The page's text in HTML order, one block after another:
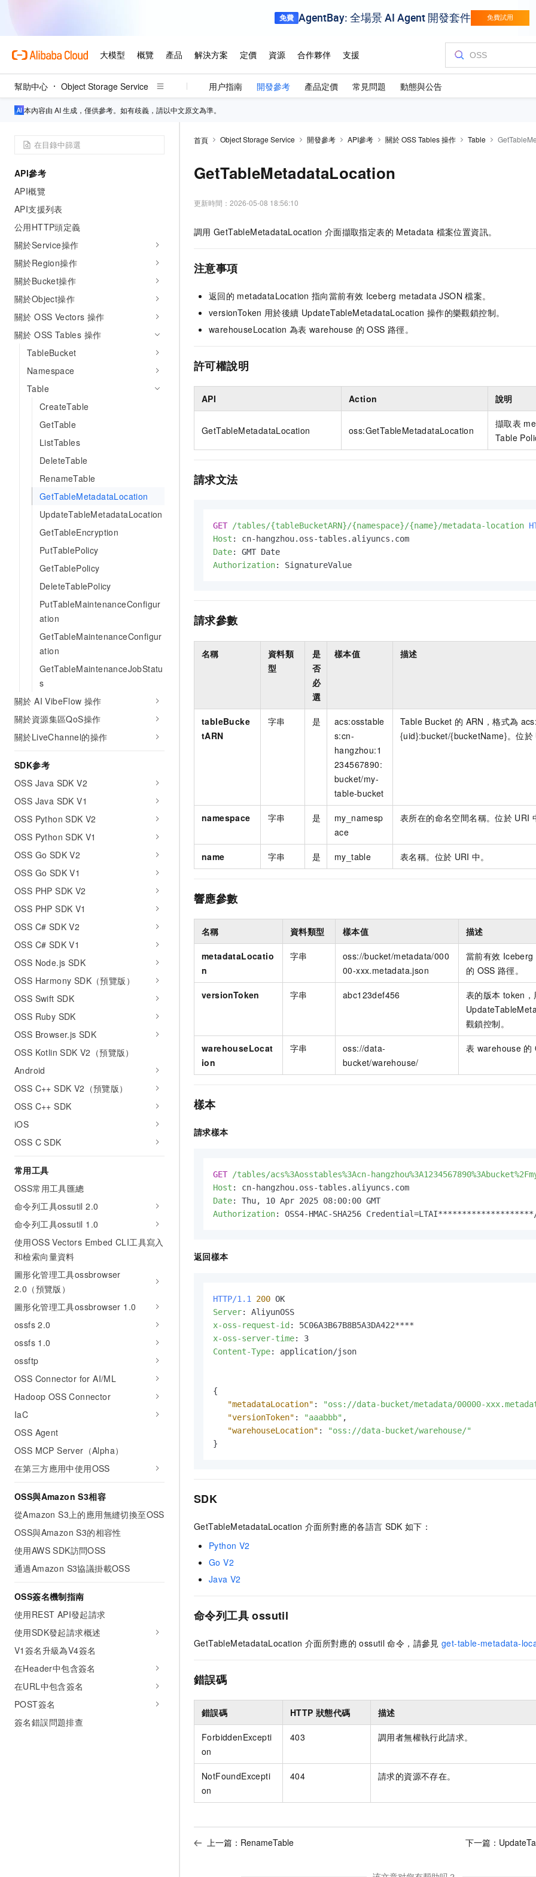
幫助中心 Object Storage Service 用户指南 開發參考 產品定價 常見問題 動態與公告
本內容由 AI 生成，僅供參考。如有歧義，請以中文原文為準。
API參考
API概覽
API支援列表
公用HTTP頭定義
關於Service操作
關於Region操作
關於Bucket操作
關於Object操作
關於 OSS Vectors 操作
關於 OSS Tables 操作
TableBucket
Namespace
Table
CreateTable
GetTable
ListTables
DeleteTable
RenameTable
GetTableMetadataLocation
UpdateTableMetadataLocation
GetTableEncryption
PutTablePolicy
GetTablePolicy
DeleteTablePolicy
PutTableMaintenanceConfigur
ation
GetTableMaintenanceConfigur
ation
GetTableMaintenanceJobStatu
s
關於 AI VibeFlow 操作
關於資源集區QoS操作
關於LiveChannel的操作
SDK参考
OSS Java SDK V2
OSS Java SDK V1
OSS Python SDK V2
OSS Python SDK V1
OSS Go SDK V2
OSS Go SDK V1
OSS PHP SDK V2
OSS PHP SDK V1
OSS C# SDK V2
OSS C# SDK V1
OSS Node.js SDK
OSS Harmony SDK（預覽版）
OSS Swift SDK
OSS Ruby SDK
OSS Browser.js SDK
OSS Kotlin SDK V2（預覽版）
Android
OSS C++ SDK V2（預覽版）
OSS C++ SDK
iOS
OSS C SDK
常用工具
OSS常用工具匯總
命令列工具ossutil 2.0
命令列工具ossutil 1.0
使用OSS Vectors Embed CLI工具寫入
和檢索向量資料
圖形化管理工具ossbrowser
2.0（預覽版）
圖形化管理工具ossbrowser 1.0
ossfs 2.0
ossfs 1.0
ossftp
OSS Connector for AI/ML
Hadoop OSS Connector
IaC
OSS Agent
OSS MCP Server（Alpha）
在第三方應用中使用OSS
OSS與Amazon S3相容
從Amazon S3上的應用無縫切換至OSS
OSS與Amazon S3的相容性
使用AWS SDK訪問OSS
通過Amazon S3協議掛載OSS
OSS簽名機制指南
使用REST API發起請求
使用SDK發起請求概述
V1簽名升級為V4簽名
在Header中包含簽名
在URL中包含簽名
POST簽名
簽名錯誤問題排查
首頁 Object Storage Service 開發參考 API參考 關於 OSS Tables 操作 Table
GetTableMetadataLocation
更新時間： 2026-05-08 18:56:10
調用 GetTableMetadataLocation 介面擷取指定表的 Metadata 檔案位置資訊。
注意事項
返回的 metadataLocation 指向當前有效 Iceberg metadata JSON 檔案。
versionToken 用於後續 UpdateTableMetadataLocation 操作的樂觀鎖控制。
warehouseLocation 為表 warehouse 的 OSS 路徑。
許可權說明
API Action 說明
GetTableMetadataLocation oss:GetTableMetadataLocation
擷取表
Table
請求文法
GET /tables/{tableBucketARN}/{namespace}/{name}/metadata-location
Host :
Date:
Authorization: SignatureValue
請求參數
名稱
資料類
型
是
否
必
選
樣本值 描述
tableBucke
tARN
字串 是
acs:osstable
s:cn-
hangzhou:1
234567890:
bucket/my-
table-bucket
Table Bucket 的 ARN，格式為
{uid}:bucket/{bucketName}。位於
namespace 字串 是
my_namesp
ace
表所在的命名空間名稱。位於 URI
name 字串 是 my_table 表名稱。位於 URI 中。
響應參數
名稱 資料類型 樣本值 描述
metadataLocatio
n
字串
oss://bucket/metadata/000
00-xxx.metadata.json
當前有效 Iceberg
的 OSS 路徑。
versionToken 字串 abc123def456 表的版本 token，
觀鎖控制。
warehouseLocat
ion
字串
oss://data-
bucket/warehouse/
表 warehouse 的
樣本
請求樣本
GET /tables/acs%3Aosstables%3Acn-
Host :
Date:
Authorization: OSS4-HMAC-SHA256
返回樣本
HTTP/1.1 200
Server:
x-oss-request-id :
x-oss-server-time:
Content-Type: application/json
{
"metadataLocation" : "oss://data-bucket/metadata/00000-
"versionToken" : "aaabbb" ,
"warehouseLocation" :
"oss://data-bucket/warehouse/"
}
SDK
GetTableMetadataLocation 介面所對應的各語言 SDK 如下：
Python V2
Go V2
Java V2
命令列工具 ossutil
GetTableMetadataLocation 介面所對應的 ossutil 命令，請參見 get-table-metadata-
錯誤碼
錯誤碼 HTTP 狀態代碼 描述
ForbiddenExcepti
on
403 調用者無權執行此請求。
NotFoundExcepti
on
404 請求的資源不存在。
上一篇： RenameTable 下一篇：